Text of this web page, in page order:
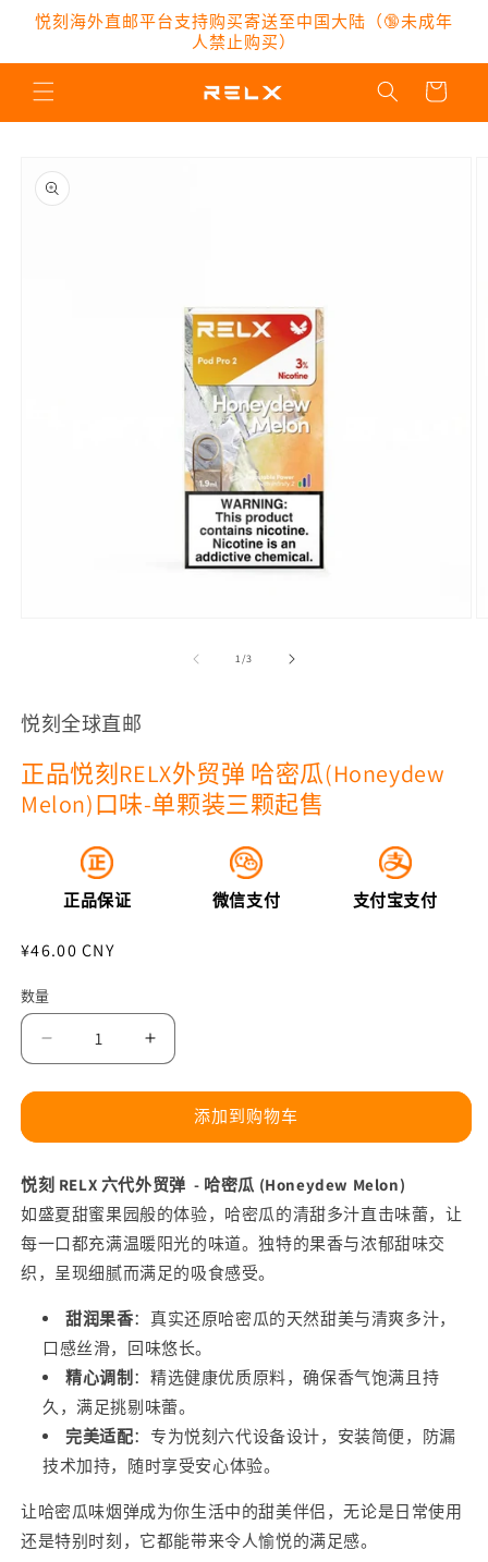
跳到内
容
悦刻海外直邮平台支持购买寄送至中国大陆（🔞未成年
人禁止购买）
购
物
品信息
口
中
开
媒
体
1//3
悦刻全球直邮
正品悦刻RELX外贸弹 哈密瓜(Honeydew
Melon)口味-单颗装三颗起售
正品保证 微信支付 支付宝支付
常
价
格
¥46.00 CNY
数量
品
刻
RELX
外
贸
密
瓜
(Honeydew
Melon)
口
单
颗
品
刻
RELX
外
贸
哈
密
瓜
(Honeydew
Melon)
口
单
颗
添加到购物车
悦刻 RELX 六代外贸弹 - 哈密瓜 (Honeydew Melon)
如盛夏甜蜜果园般的体验，哈密瓜的清甜多汁直击味蕾，让
每一口都充满温暖阳光的味道。独特的果香与浓郁甜味交
织，呈现细腻而满足的吸食感受。
甜润果香：真实还原哈密瓜的天然甜美与清爽多汁，
口感丝滑，回味悠长。
精心调制 ：精选健康优质原料，确保香气饱满且持
久，满足挑剔味蕾。
完美适配：专为悦刻六代设备设计，安装简便，防漏
技术加持，随时享受安心体验。
让哈密瓜味烟弹成为你生活中的甜美伴侣，无论是日常使用
还是特别时刻，它都能带来令人愉悦的满足感。